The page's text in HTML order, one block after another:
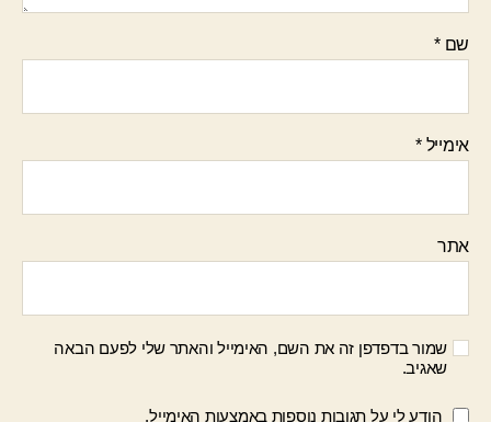
שם*
אימייל*
אתר
שמור בדפדפן זה את השם, האימייל והאתר שלי לפעם הבאה
שאגיב.
הודע לי על תגובות נוספות באמצעות האימייל.